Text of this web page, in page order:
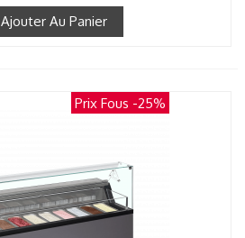
Ajouter Au Panier
Prix Fous -25%